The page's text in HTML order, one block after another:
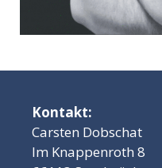
Kontakt:
Carsten Dobschat
Im Knappenroth 8